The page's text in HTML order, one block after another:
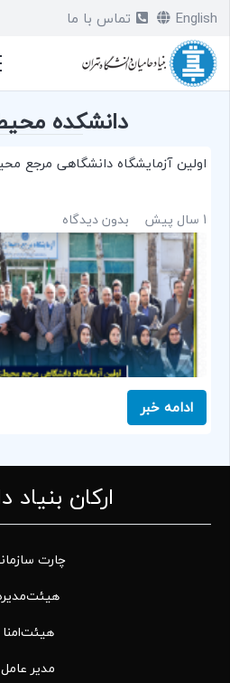
English
تماس با ما
دانشکده
اولین آزمایشگاه دانشگاهی مرجع
1 سال پیش بدون دیدگاه
ادامه خبر
ارکان بنیاد
چارت
هیئت‌امنا
مدیر عامل